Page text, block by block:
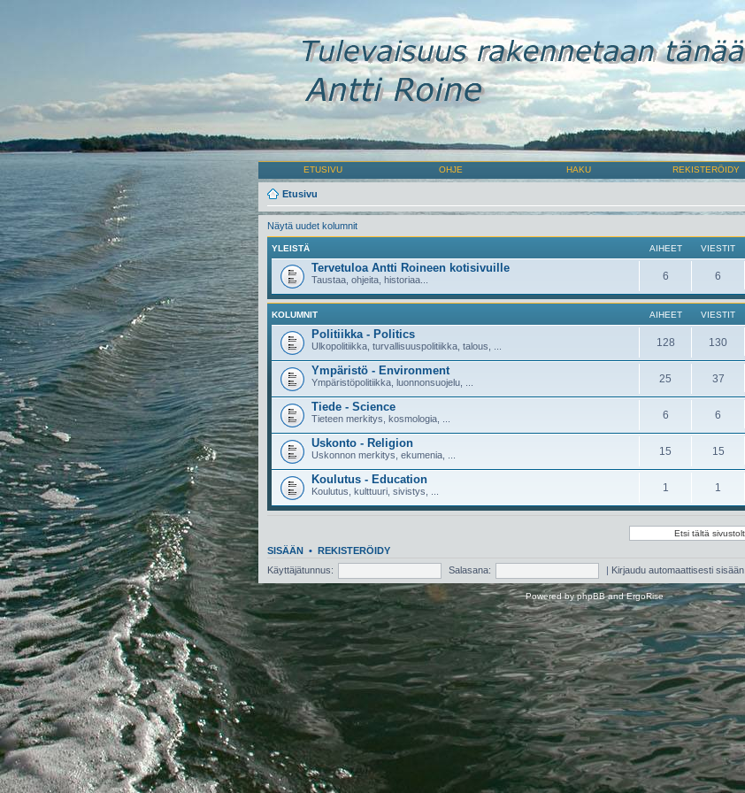
ETUSIVU OHJE HAKU REKISTERÖIDY
Etusivu
Näytä uudet kolumnit
YLEISTÄ AIHEET VIESTIT
Tervetuloa Antti Roineen kotisivuille
Taustaa, ohjeita, historiaa... 6 6
KOLUMNIT AIHEET VIESTIT
Politiikka - Politics
Ulkopolitiikka, turvallisuuspolitiikka, talous, ... 128 130
Ympäristö - Environment
Ympäristöpolitiikka, luonnonsuojelu, ... 25 37
Tiede - Science
Tieteen merkitys, kosmologia, ... 6 6
Uskonto - Religion
Uskonnon merkitys, ekumenia, ... 15 15
Koulutus - Education
Koulutus, kulttuuri, sivistys, ... 1 1
SISÄÄN • REKISTERÖIDY
Käyttäjätunnus:
Salasana: | Kirjaudu automaattisesti sisään.
Powered byphpBBandErgoRise